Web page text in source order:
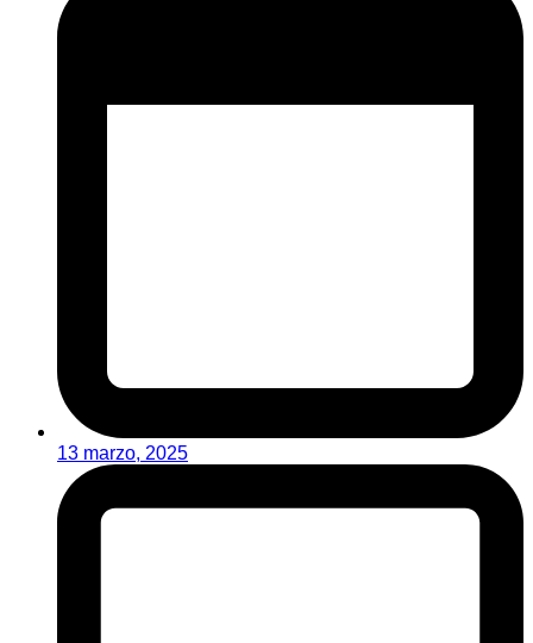
13 marzo, 2025